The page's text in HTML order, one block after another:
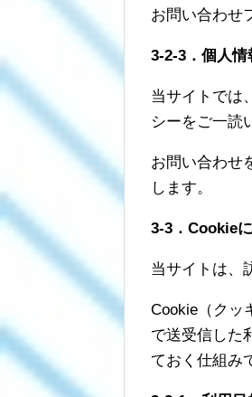
お問い合わせ
3-2-3．個人
当サイトでは
シーをご一読
お問い合わせ
します。
3-3．Cookie
当サイトは、
Cookie（クッ
で送受信した
ておく仕組み